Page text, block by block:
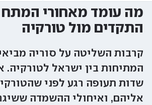
מה עומד מאחורי
התקדים מול טורקיה
קרבות השליטה על סוריה
המתיחות בין ישראל לטורקיה.
שדות תעופה רגע לפני
אליהם, ואיחולי ההשמדה